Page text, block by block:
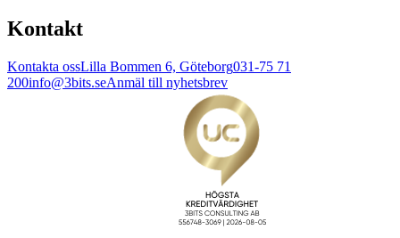
Kontakt
Kontakta ossLilla Bommen 6, Göteborg031-75 71
200info@3bits.seAnmäl till nyhetsbrev